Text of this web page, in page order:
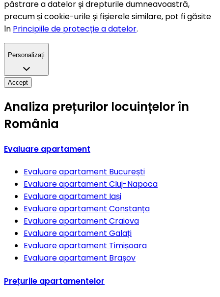
păstrare a datelor și drepturile dumneavoastră,
precum și cookie-urile și fișierele similare, pot fi găsite
în Principiile de protecție a datelor.
Personalizați
Accept
Analiza prețurilor locuințelor în
România
Evaluare apartament
Evaluare apartament București
Evaluare apartament Cluj-Napoca
Evaluare apartament Iași
Evaluare apartament Constanța
Evaluare apartament Craiova
Evaluare apartament Galați
Evaluare apartament Timișoara
Evaluare apartament Brașov
Prețurile apartamentelor